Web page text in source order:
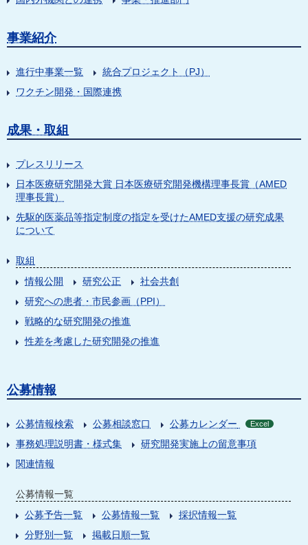
事業紹介
進行中事業一覧
統合プロジェクト（PJ）
ワクチン開発・国際連携
成果・取組
プレスリリース
日本医療研究開発大賞 日本医療研究開発機構理事長賞（AMED
理事長賞）
先駆的医薬品等指定制度の指定を受けたAMED支援の研究成果
について
取組
情報公開
研究公正
社会共創
研究への患者・市民参画（PPI）
戦略的な研究開発の推進
性差を考慮した研究開発の推進
公募情報
公募情報検索 公募相談窓口 公募カレンダー Excel
事務処理説明書・様式集
研究開発実施上の留意事項
関連情報
公募情報一覧
公募予告一覧
公募情報一覧
採択情報一覧
分野別一覧
掲載日順一覧